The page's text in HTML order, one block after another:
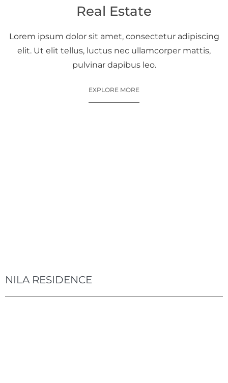
Real Estate
Lorem ipsum dolor sit amet, consectetur adipiscing
elit. Ut elit tellus, luctus nec ullamcorper mattis,
pulvinar dapibus leo.
EXPLORE MORE
NILA RESIDENCE